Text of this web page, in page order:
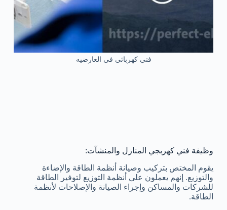
فني كهربائي في العارضيه
وظيفة فني كهربجي المنازل والمنشآت:
يقوم المختص بتركيب وصيانة أنظمة الطاقة والإضاءة
والتوزيع. إنهم يعملون على أنظمة التوزيع لتوفير الطاقة
للشركات والمساكن وإجراء الصيانة والإصلاحات لأنظمة
الطاقة.